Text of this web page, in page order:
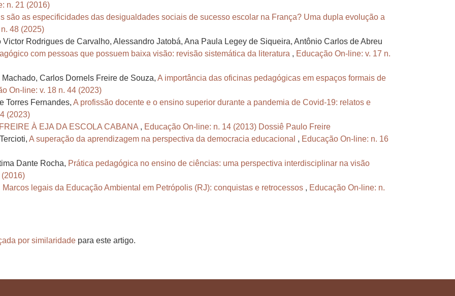
n. 21 (2016)
são as especificidades das desigualdades sociais de sucesso escolar na França? Uma dupla evolução a
48 (2025)
Rodrigues de Carvalho, Alessandro Jatobá, Ana Paula Legey de Siqueira, Antônio Carlos de Abreu
com pessoas que possuem baixa visão: revisão sistemática da literatura , Educação On-line: v. 17 n.
Carlos Dornels Freire de Souza, A importância das oficinas pedagógicas em espaços formais de
On-line: v. 18 n. 44 (2023)
Torres Fernandes, A profissão docente e o ensino superior durante a pandemia de Covid-19: relatos e
(2023)
À EJA DA ESCOLA CABANA , Educação On-line: n. 14 (2013) Dossiê Paulo Freire
A superação da aprendizagem na perspectiva da democracia educacional , Educação On-line: n. 16
Dante Rocha, Prática pedagógica no ensino de ciências: uma perspectiva interdisciplinar na visão
Marcos legais da Educação Ambiental em Petrópolis (RJ): conquistas e retrocessos , Educação On-line: n.
por similaridade para este artigo.